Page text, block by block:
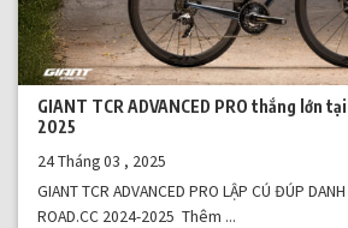
GIANT TCR ADVANCED PRO thắng lớn
2025
24 Tháng 03 , 2025
GIANT TCR ADVANCED PRO LẬP CÚ ĐÚP
ROAD.CC 2024-2025 Thêm ...